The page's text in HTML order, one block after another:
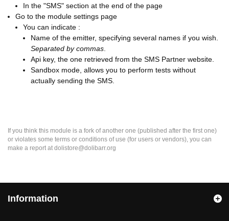
In the "SMS" section at the end of the page
Go to the module settings page
You can indicate :
Name of the emitter, specifying several names if you wish.
Separated by commas.
Api key, the one retrieved from the SMS Partner website.
Sandbox mode, allows you to perform tests without
actually sending the SMS.
If you think this module is a fork of another one (published after the first one)
or violates some terms or conditions of use (for users or vendors), you can
make a report at dolistore@dolibarr.org
Information